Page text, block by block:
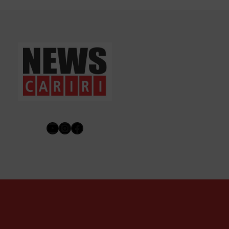
Youtube
Instagram
Facebook